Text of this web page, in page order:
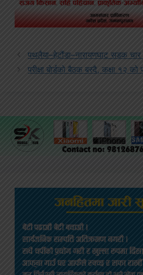
पथलैया–हेटौंडा–नारायणघाट सडक चार
परीक्षा बोर्डको बैठक बस्दै, कक्षा १२ को